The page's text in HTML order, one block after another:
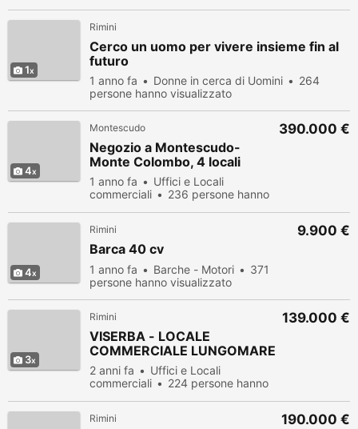
1
Rimini
Cerco un uomo per vivere insieme fin al
futuro
1 anno fa Donne in cerca di Uomini
264
persone hanno visualizzato
4
Montescudo
Negozio a Montescudo-
Monte Colombo, 4 locali
1 anno fa
Uffici e Locali
commerciali
236 persone hanno
390.000 €
4
Rimini
Barca 40 cv
1 anno fa Barche - Motori
371
persone hanno visualizzato
9.900 €
3
Rimini
VISERBA - LOCALE
COMMERCIALE LUNGOMARE
2 anni fa
Uffici e Locali
commerciali
224 persone hanno
139.000 €
Rimini 190.000 €